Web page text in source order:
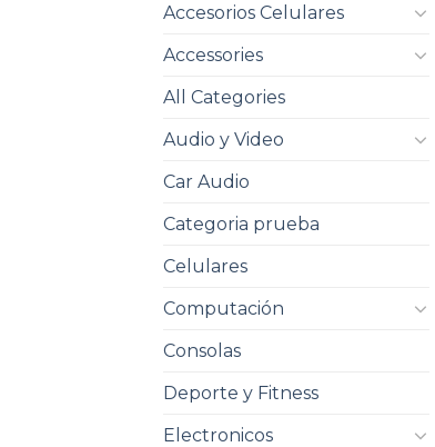
Accesorios Celulares
Accessories
All Categories
Audio y Video
Car Audio
Categoria prueba
Celulares
Computación
Consolas
Deporte y Fitness
Electronicos